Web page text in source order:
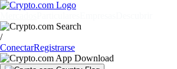
/
ConectarRegistrarse